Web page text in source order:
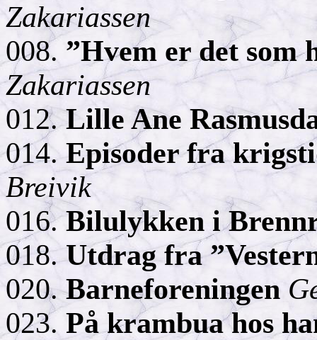
Zakariassen
008. ”Hvem er det som
Zakariassen
012.Lille Ane
014.Episoder fra
Breivik
016.Bilulykken i
018.Utdrag fra ”
020.Barneforeningen
023. På krambua hos